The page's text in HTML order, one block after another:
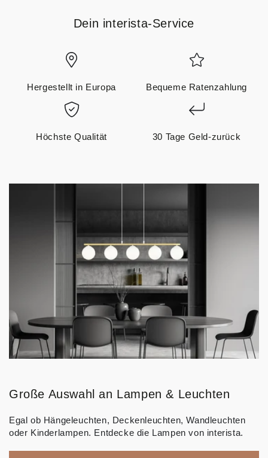
Dein interista-Service
Hergestellt in Europa Bequeme Ratenzahlung
Höchste Qualität 30 Tage Geld-zurück
Große Auswahl an Lampen & Leuchten
Egal ob Hängeleuchten, Deckenleuchten, Wandleuchten
oder Kinderlampen. Entdecke die Lampen von interista.